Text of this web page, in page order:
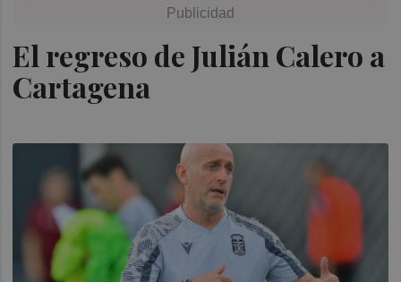
El regreso de Julián Calero a
Cartagena